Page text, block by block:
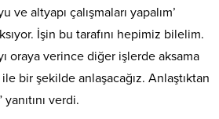
ve altyapı çalışmaları yapalım’
İşin bu tarafını hepimiz bilelim.
oraya verince diğer işlerde aksama
bir şekilde anlaşacağız. Anlaştıktan
verdi.